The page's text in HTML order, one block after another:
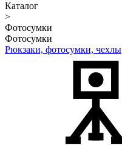
Каталог
>
Фотосумки
Фотосумки
Рюкзаки, фотосумки, чехлы